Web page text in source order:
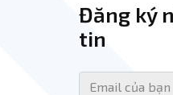
Đăng ký
tin